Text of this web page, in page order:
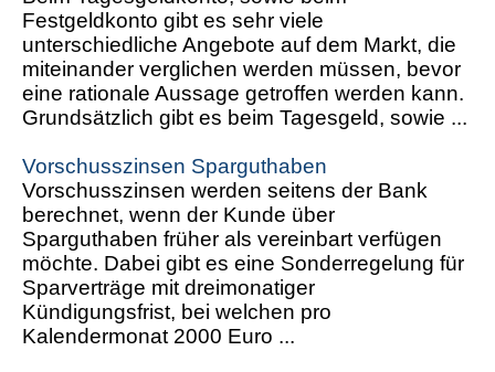
Festgeldkonto gibt es sehr viele
unterschiedliche Angebote auf dem Markt, die
miteinander verglichen werden müssen, bevor
eine rationale Aussage getroffen werden kann.
Grundsätzlich gibt es beim Tagesgeld, sowie ...
Vorschusszinsen Sparguthaben
Vorschusszinsen werden seitens der Bank
berechnet, wenn der Kunde über
Sparguthaben früher als vereinbart verfügen
möchte. Dabei gibt es eine Sonderregelung für
Sparverträge mit dreimonatiger
Kündigungsfrist, bei welchen pro
Kalendermonat 2000 Euro ...